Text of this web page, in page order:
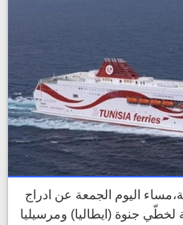
اليوم الجمعة عن ادراج
لخطّي جنوة (ايطاليا) ومرسيليا